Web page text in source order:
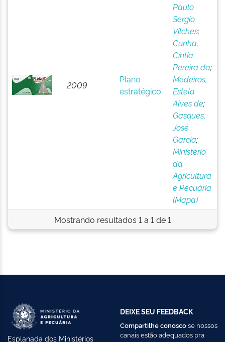
2009
Plano
estratégico
Paulo
Sergio
Vilches;
Cunha,
Cíntia
Pereira da;
Medeiros,
Estela
Alves de;
Gasques,
José
Garcia;
Ministério
da
Agricultura
e Pecuária
(Mapa)
Mostrando resultados 1 a 1 de 1
Esplanada dos Ministérios
DEIXE SEU FEEDBACK
Compartilhe conoscose nossos
canais estão adequados pra